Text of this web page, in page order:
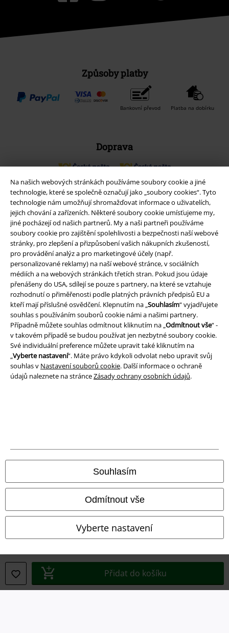
Na našich webových stránkách používáme soubory cookie a jiné
technologie, které se společně označují jako „soubory cookies“. Tyto
technologie nám umožňují shromažďovat informace o uživatelích,
jejich chování a zařízeních. Některé soubory cookie umísťujeme my,
jiné pocházejí od našich partnerů. My a naši partneři používáme
soubory cookie pro zajištění spolehlivosti a bezpečnosti naší webové
stránky, pro zlepšení a přizpůsobení vašich nákupních zkušeností,
pro provádění analýz a pro marketingové účely (např.
personalizované reklamy) na naší webové stránce, v sociálních
médiích a na webových stránkách třetích stran. Pokud jsou údaje
přenášeny do USA, sdílejí se pouze s partnery, na které se vztahuje
rozhodnutí o přiměřenosti podle platných právních předpisů EU a
kteří mají příslušné osvědčení. Klepnutím na „Souhlasím“ vyjadřujete
souhlas s používáním souborů cookie námi a našimi partnery.
Případně můžete souhlas odmítnout kliknutím na „Odmítnout vše“ -
v takovém případě se budou používat jen nezbytné soubory cookie.
Své individuální preference můžete upravit také kliknutím na
„Vyberte nastavení“. Máte právo kdykoli odvolat nebo upravit svůj
souhlas v Nastavení souborů cookie. Další informace o ochraně
údajů naleznete na stránceZásady ochrany osobních údajů.
Souhlasím
Odmítnout vše
Vyberte nastavení
Přidat do košíku
Způsoby platby
Bankovní převod Platba na dobírku
Doprava
Balíkovna Balík Do ruky
EMP aplikaci
Stáhněte si novou EMP aplikaci zdarma a využijte všechny nové
funkce a výhody!
A Warner Music Group Company
Ochrana osobních údajů
Prohlášení o shodě
Informace o přístupnosti